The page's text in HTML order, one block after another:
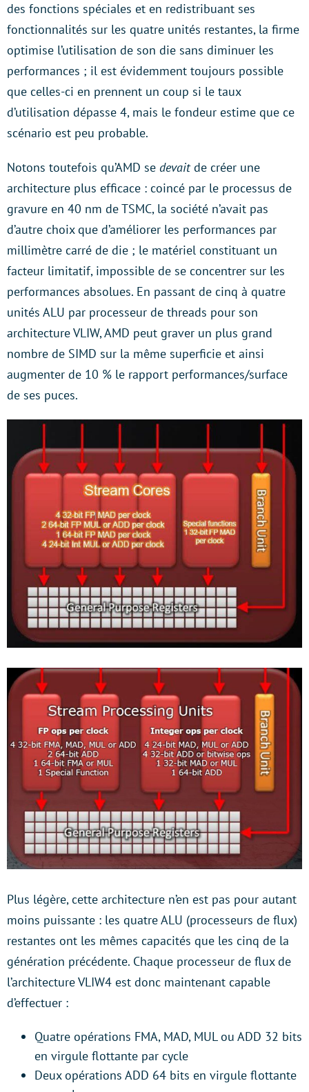
des fonctions spéciales et en redistribuant ses
fonctionnalités sur les quatre unités restantes, la firme
optimise l’utilisation de son die sans diminuer les
performances ; il est évidemment toujours possible
que celles-ci en prennent un coup si le taux
d’utilisation dépasse 4, mais le fondeur estime que ce
scénario est peu probable.
Notons toutefois qu’AMD se devaitde créer une
architecture plus efficace : coincé par le processus de
gravure en 40 nm de TSMC, la société n’avait pas
d’autre choix que d’améliorer les performances par
millimètre carré de die ; le matériel constituant un
facteur limitatif, impossible de se concentrer sur les
performances absolues. En passant de cinq à quatre
unités ALU par processeur de threads pour son
architecture VLIW, AMD peut graver un plus grand
nombre de SIMD sur la même superficie et ainsi
augmenter de 10 % le rapport performances/surface
de ses puces.
Plus légère, cette architecture n’en est pas pour autant
moins puissante : les quatre ALU (processeurs de flux)
restantes ont les mêmes capacités que les cinq de la
génération précédente. Chaque processeur de flux de
l’architecture VLIW4 est donc maintenant capable
d’effectuer :
Quatre opérations FMA, MAD, MUL ou ADD 32 bits
en virgule flottante par cycle
Deux opérations ADD 64 bits en virgule flottante